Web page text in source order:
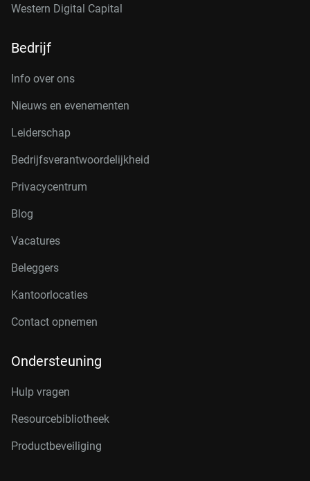
Western Digital Capital
Bedrijf
Info over ons
Nieuws en evenementen
Leiderschap
Bedrijfsverantwoordelijkheid
Privacycentrum
Blog
Vacatures
Beleggers
Kantoorlocaties
Contact opnemen
Ondersteuning
Hulp vragen
Resourcebibliotheek
Productbeveiliging